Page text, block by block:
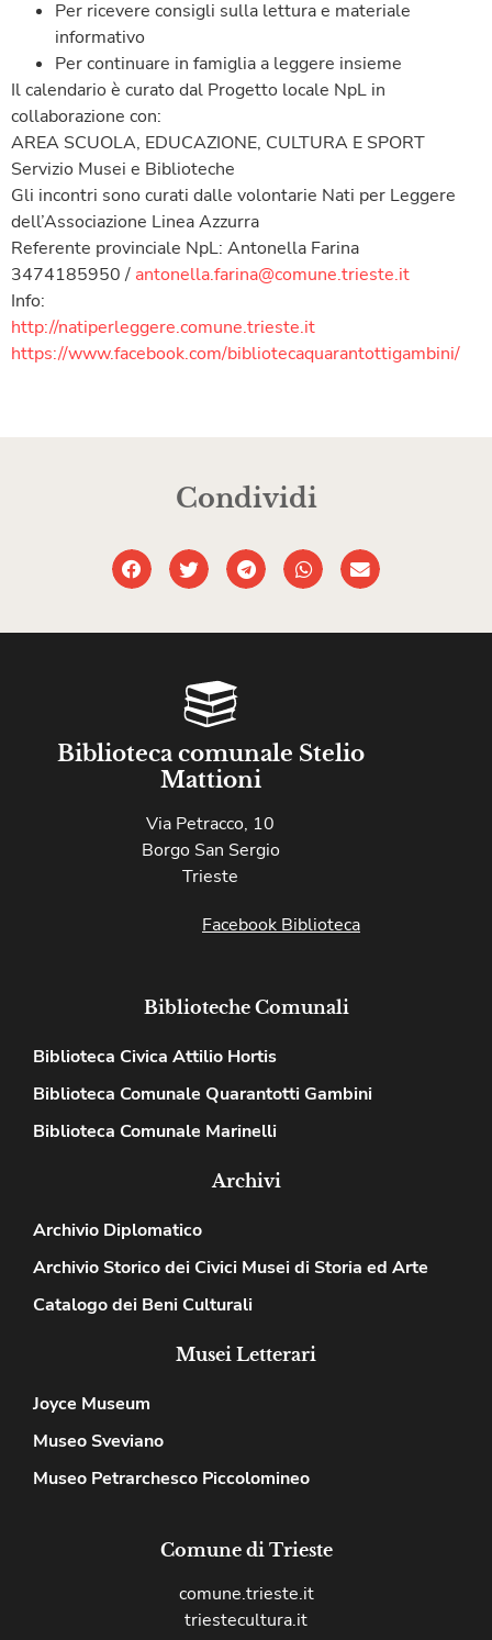
Per ricevere consigli sulla lettura e materiale
informativo
Per continuare in famiglia a leggere insieme
Il calendario è curato dal Progetto locale NpL in
collaborazione con:
AREA SCUOLA, EDUCAZIONE, CULTURA E SPORT
Servizio Musei e Biblioteche
Gli incontri sono curati dalle volontarie Nati per Leggere
dell’Associazione Linea Azzurra
Referente provinciale NpL: Antonella Farina
3474185950 / antonella.farina@comune.trieste.it
Info:
http://natiperleggere.comune.trieste.it
https://www.facebook.com/bibliotecaquarantottigambini/
Condividi
Biblioteca comunale Stelio
Mattioni
Via Petracco, 10
Borgo San Sergio
Trieste
Facebook Biblioteca
Biblioteche Comunali
Biblioteca Civica Attilio Hortis
Biblioteca Comunale Quarantotti Gambini
Biblioteca Comunale Marinelli
Archivi
Archivio Diplomatico
Archivio Storico dei Civici Musei di Storia ed Arte
Catalogo dei Beni Culturali
Musei Letterari
Joyce Museum
Museo Sveviano
Museo Petrarchesco Piccolomineo
Comune di Trieste
comune.trieste.it
triestecultura.it